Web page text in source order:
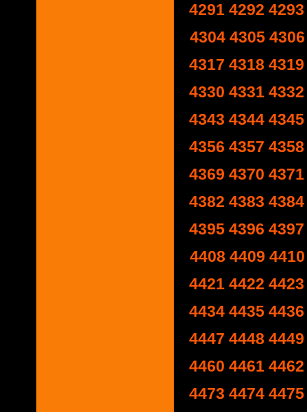
4291 4292 4293
4304 4305 4306
4317 4318 4319
4330 4331 4332
4343 4344 4345
4356 4357 4358
4369 4370 4371
4382 4383 4384
4395 4396 4397
4408 4409 4410
4421 4422 4423
4434 4435 4436
4447 4448 4449
4460 4461 4462
4473 4474 4475